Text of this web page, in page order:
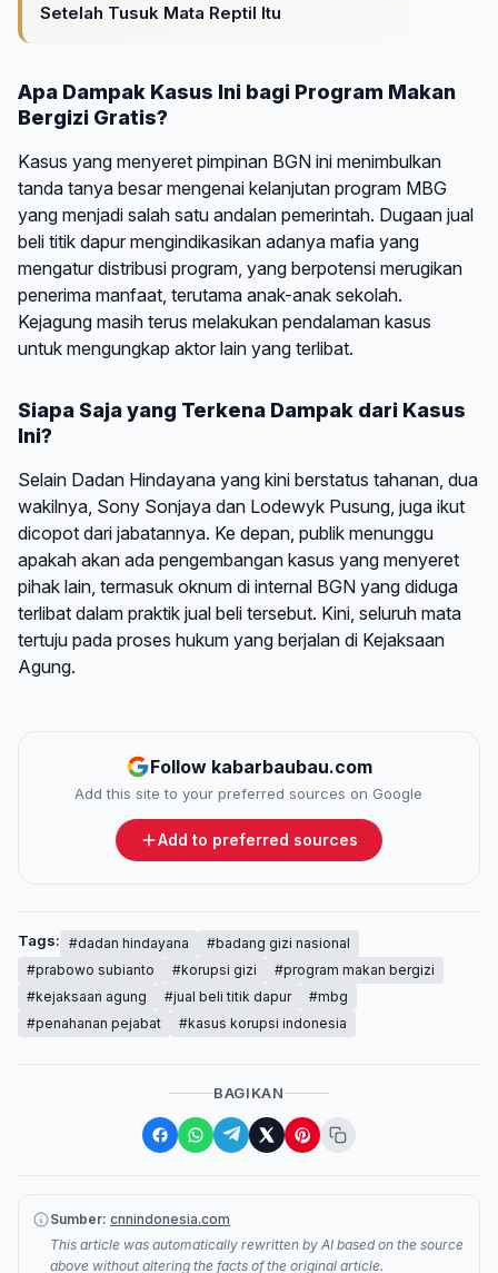
Setelah Tusuk Mata Reptil Itu
Apa Dampak Kasus Ini bagi Program Makan
Bergizi Gratis?
Kasus yang menyeret pimpinan BGN ini menimbulkan
tanda tanya besar mengenai kelanjutan program MBG
yang menjadi salah satu andalan pemerintah. Dugaan jual
beli titik dapur mengindikasikan adanya mafia yang
mengatur distribusi program, yang berpotensi merugikan
penerima manfaat, terutama anak-anak sekolah.
Kejagung masih terus melakukan pendalaman kasus
untuk mengungkap aktor lain yang terlibat.
Siapa Saja yang Terkena Dampak dari Kasus
Ini?
Selain Dadan Hindayana yang kini berstatus tahanan, dua
wakilnya, Sony Sonjaya dan Lodewyk Pusung, juga ikut
dicopot dari jabatannya. Ke depan, publik menunggu
apakah akan ada pengembangan kasus yang menyeret
pihak lain, termasuk oknum di internal BGN yang diduga
terlibat dalam praktik jual beli tersebut. Kini, seluruh mata
tertuju pada proses hukum yang berjalan di Kejaksaan
Agung.
Follow kabarbaubau.com
Add this site to your preferred sources on Google
Add to preferred sources
Tags: #dadan hindayana
#badang gizi nasional
#prabowo subianto
#korupsi gizi
#program makan bergizi
#kejaksaan agung
#jual beli titik dapur
#mbg
#penahanan pejabat
#kasus korupsi indonesia
BAGIKAN
Sumber: cnnindonesia.com
This article was automatically rewritten by AI based on the source
above without altering the facts of the original article.